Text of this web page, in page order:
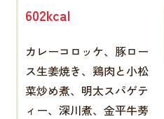
602kcal
カレーコロッケ、豚ロー
ス生姜焼き、鶏肉と小松
菜炒め煮、明太スパゲテ
ィー、深川煮、金平牛蒡